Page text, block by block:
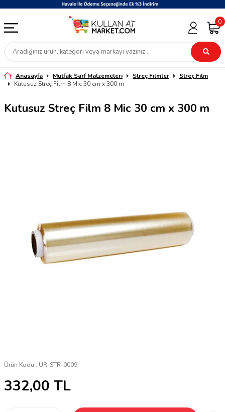
0
Anasayfa Mutfak Sarf Malzemeleri Streç Filmler
Streç Film
Kutusuz Streç Film 8 Mic 30 cm x 300 m
Kutusuz Streç Film 8 Mic 30 cm x 300 m
Ürün Kodu : UR-STR-0009
332,00 TL